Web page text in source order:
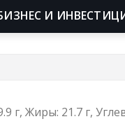
И
г, Жиры: 21.7 г,